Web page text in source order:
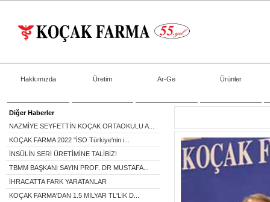
Hakkımızda Üretim Ar-Ge Ürünler
Diğer Haberler
NAZMİYE SEYFETTİN KOÇAK ORTAOKULU A...
KOÇAK FARMA 2022 "İSO Türkiye'nin i...
İNSÜLİN SERİ ÜRETİMİNE TALİBİZ!
TBMM BAŞKANI SAYIN PROF. DR MUSTAFA...
İHRACATTA FARK YARATANLAR
KOÇAK FARMA'DAN 1.5 MİLYAR TL'LİK D...